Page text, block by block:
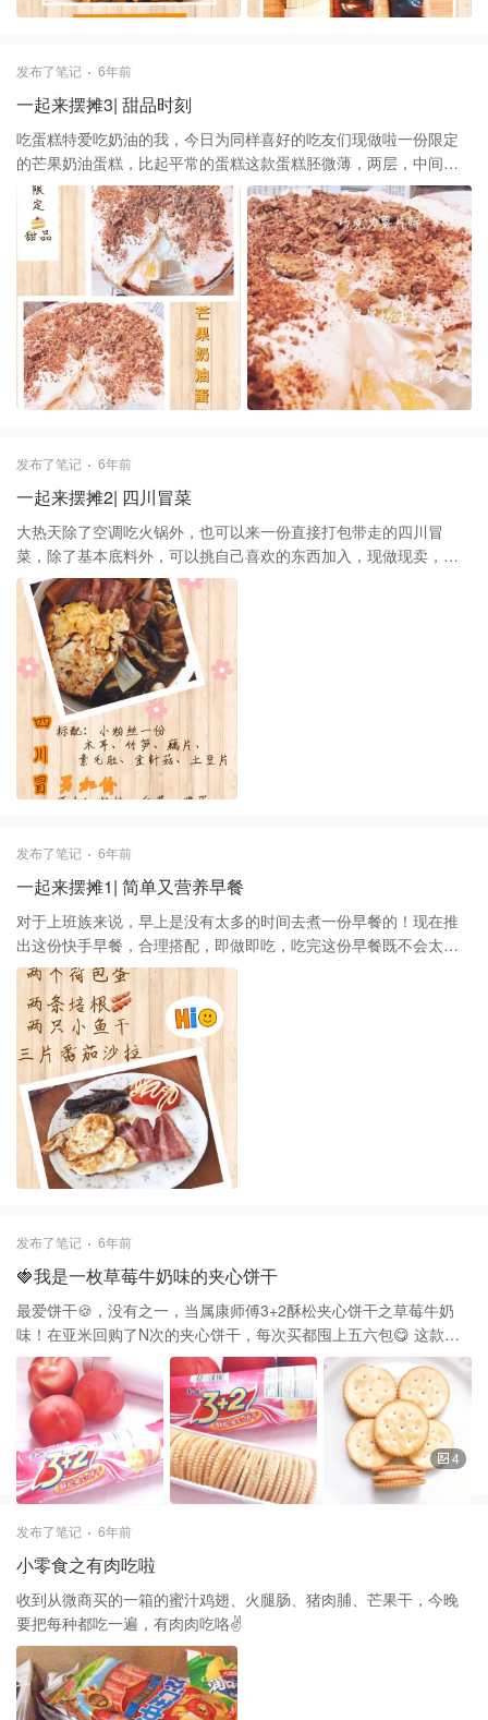
发布了笔记 6年前
一起来摆摊3| 甜品时刻
吃蛋糕特爱吃奶油的我，今日为同样喜好的吃友们现做啦一份限定
的芒果奶油蛋糕，比起平常的蛋糕这款蛋糕胚微薄，两层，中间夹
心是奶油+芒果肉+奶油的做法，蛋糕表层抹了厚厚的奶油，撒满压
碎的巧克力薯片脆
发布了笔记 6年前
一起来摆摊2| 四川冒菜
大热天除了空调吃火锅外，也可以来一份直接打包带走的四川冒
菜，除了基本底料外，可以挑自己喜欢的东西加入，现做现卖，热
腾腾出锅，这味道比火锅还绝，麻辣鲜香，吃的方便
发布了笔记 6年前
一起来摆摊1| 简单又营养早餐
对于上班族来说，早上是没有太多的时间去煮一份早餐的！现在推
出这份快手早餐，合理搭配，即做即吃，吃完这份早餐既不会太花
时间，又满足了早餐的营养需求，简单好吃又饱腹，补充能量满满
哒
发布了笔记 6年前
🍓我是一枚草莓牛奶味的夹心饼干
最爱饼干🍪，没有之一，当属康师傅3+2酥松夹心饼干之草莓牛奶
味！在亚米回购了N次的夹心饼干，每次买都囤上五六包😋 这款饼
干不仅有颜值，还有内涵，三层饼干两层夹心，一打开包装，就可
以闻到香甜的草莓味，get到标准食用方法，就是像奥利奥一样，每
次都忍不住的把它掰开，扭一扭，舔一舔，泡一泡🥛，奶香味混合
着饼干酥脆夹着中间微甜的草莓夹心，啊呜一口
4
发布了笔记 6年前
小零食之有肉吃啦
收到从微商买的一箱的蜜汁鸡翅、火腿肠、猪肉脯、芒果干，今晚
要把每种都吃一遍，有肉肉吃咯✌️